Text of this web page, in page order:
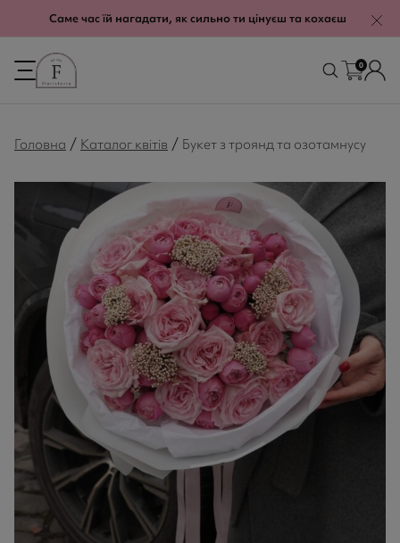
Саме час їй нагадати, як сильно ти цінуєш та кохаєш
0
Головна / Каталог квітів / Букет з троянд та озотамнусу